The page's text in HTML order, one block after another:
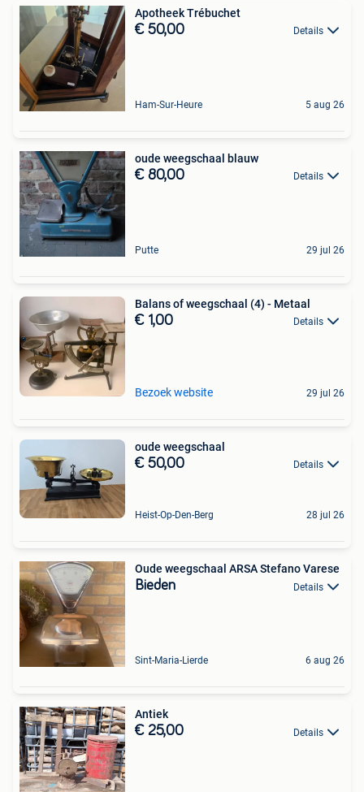
Apotheek Trébuchet
€ 50,00 Details
Ham-Sur-Heure 5 aug 26
oude weegschaal blauw
€ 80,00 Details
Putte 29 jul 26
Balans of weegschaal (4) - Metaal
€ 1,00 Details
Bezoek website 29 jul 26
oude weegschaal
€ 50,00 Details
Heist-Op-Den-Berg 28 jul 26
Oude weegschaal ARSA Stefano Varese
Bieden Details
Sint-Maria-Lierde 6 aug 26
Antiek
€ 25,00 Details